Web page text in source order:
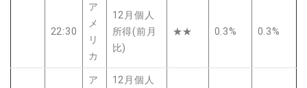
22:30
ア
メ
リ
カ
12月個人
所得(前月
比)
★★ 0.3% 0.3%
ア
12月個人